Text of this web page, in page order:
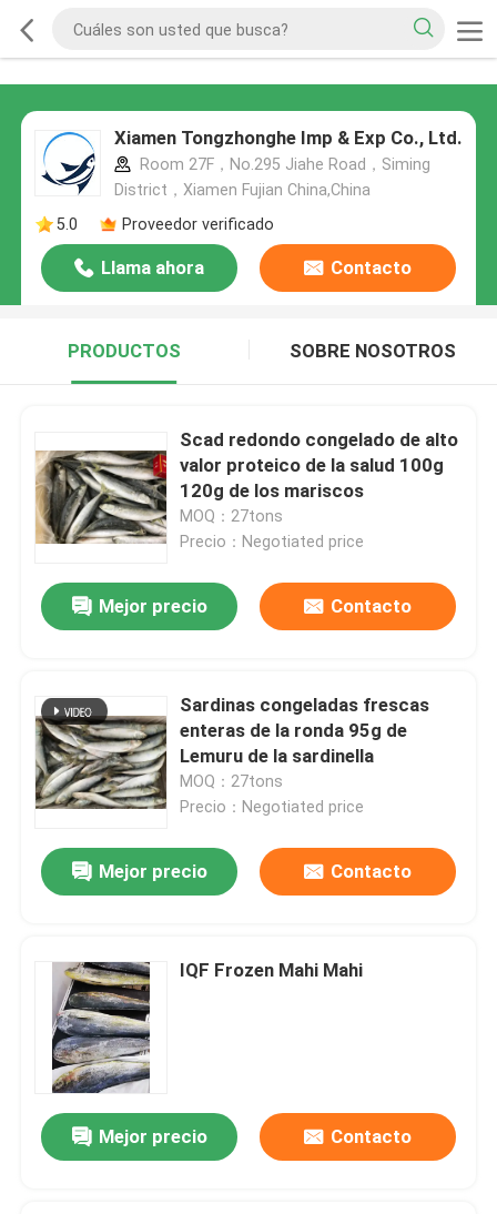
Xiamen Tongzhonghe Imp & Exp Co., Ltd.
Room 27F，No.295 Jiahe Road，Siming
District，Xiamen Fujian China,China
5.0
Proveedor verificado
Llama ahora Contacto
PRODUCTOS SOBRE NOSOTROS
Scad redondo congelado de alto
valor proteico de la salud 100g
120g de los mariscos
MOQ：27tons
Precio：Negotiated price
Mejor precio Contacto
Sardinas congeladas frescas
enteras de la ronda 95g de
Lemuru de la sardinella
MOQ：27tons
Precio：Negotiated price
Mejor precio Contacto
IQF Frozen Mahi Mahi
Mejor precio Contacto